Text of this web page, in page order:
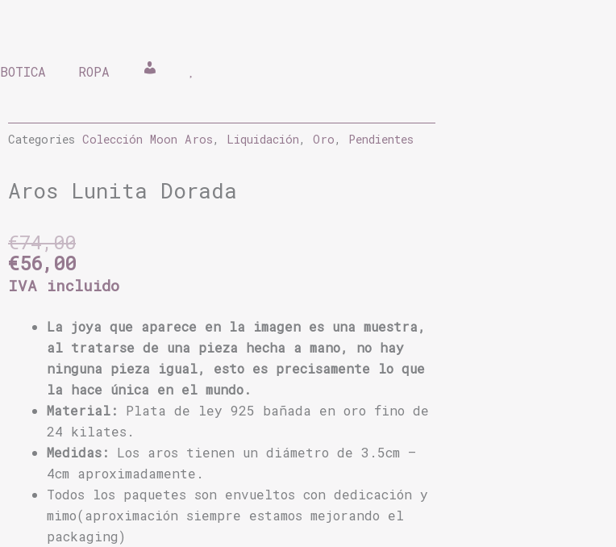
BOTICA ROPA Mi cuentaLista de deseos
Categories Colección Moon Aros, Liquidación, Oro, Pendientes
Aros Lunita Dorada
€74,00
El
precio
original
€74,00.
€56,00
El
precio
actual
€56,00.
IVA incluido
La joya que aparece en la imagen es una muestra,
al tratarse de una pieza hecha a mano, no hay
ninguna pieza igual, esto es precisamente lo que
la hace única en el mundo.
Material: Plata de ley 925 bañada en oro fino de
24 kilates.
Medidas: Los aros tienen un diámetro de 3.5cm –
4cm aproximadamente.
Todos los paquetes son envueltos con dedicación y
mimo(aproximación siempre estamos mejorando el
packaging)